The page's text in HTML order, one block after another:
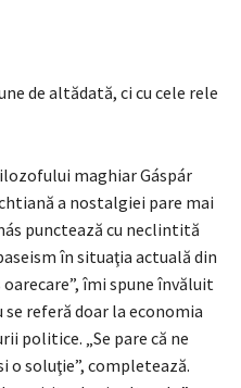
de altădată, ci cu cele rele
maghiar Gáspár
a nostalgiei pare mai
punctează cu neclintită
în situaţia actuală din
îmi spune învăluit
se referă doar la economia
politice. „Se pare că ne
o soluţie”, completează.